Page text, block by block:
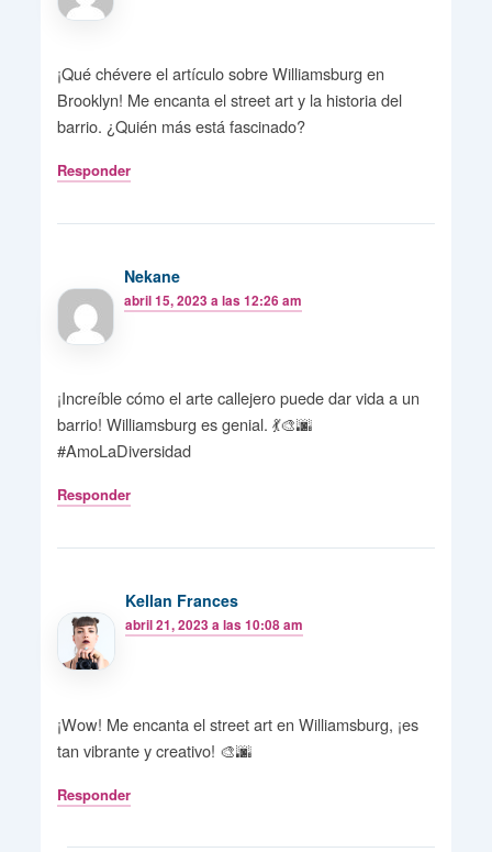
¡Qué chévere el artículo sobre Williamsburg en
Brooklyn! Me encanta el street art y la historia del
barrio. ¿Quién más está fascinado?
Responder
Nekane
abril 15, 2023 a las 12:26 am
¡Increíble cómo el arte callejero puede dar vida a un
barrio! Williamsburg es genial. 💃🎨🌆
#AmoLaDiversidad
Responder
Kellan Frances
abril 21, 2023 a las 10:08 am
¡Wow! Me encanta el street art en Williamsburg, ¡es
tan vibrante y creativo! 🎨🌆
Responder